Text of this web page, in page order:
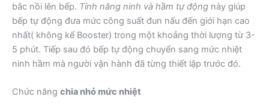
bắc nồi lên bếp. Tính năng ninh và hầm tự động này giúp
bếp tự động đưa mức công suất đun nấu đến giới hạn cao
nhất( không kể Booster) trong một khoảng thời lượng từ 3-
5 phút. Tiếp sau đó bếp tự động chuyển sang mức nhiệt
ninh hầm mà người vận hành đã từng thiết lập trước đó.
Chức năng chia nhỏ mức nhiệt